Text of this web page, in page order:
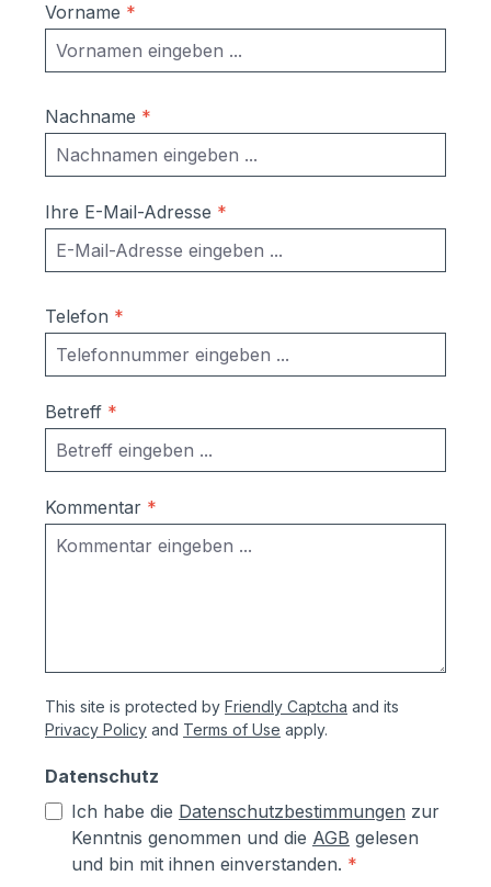
Vorname *
Nachname *
Ihre E-Mail-Adresse *
Telefon *
Betreff *
Kommentar *
This site is protected by Friendly Captcha and its
Privacy Policy and Terms of Use apply.
Datenschutz
Ich habe die Datenschutzbestimmungen zur
Kenntnis genommen und die AGB gelesen
und bin mit ihnen einverstanden. *